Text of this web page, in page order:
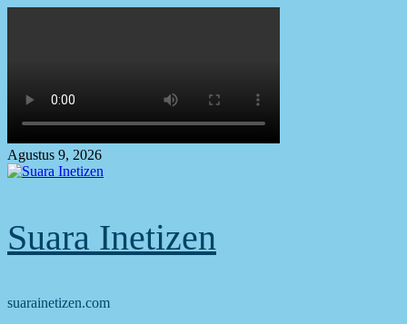
Agustus 9, 2026
Suara Inetizen
suarainetizen.com